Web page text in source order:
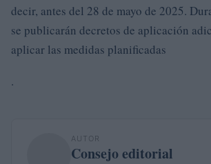
decir, antes del 28 de mayo de 2025.
se publicarán decretos de aplicación
aplicar las medidas planificadas
.
AUTOR
Consejo editorial